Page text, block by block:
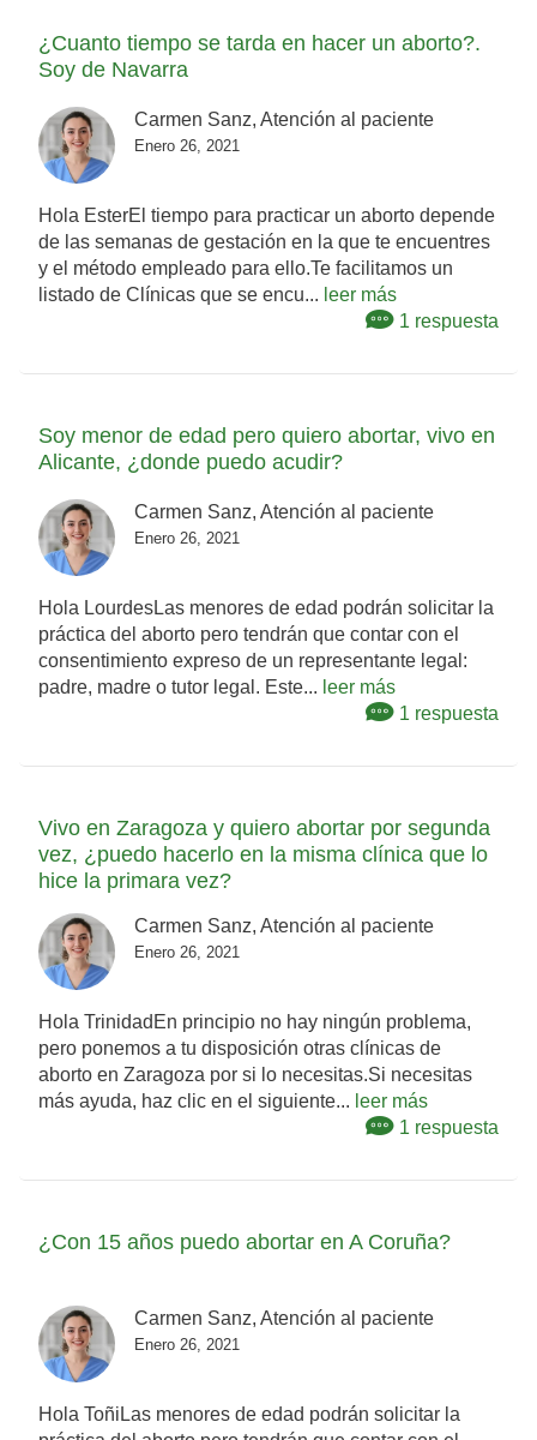
¿Cuanto tiempo se tarda en hacer un aborto?.
Soy de Navarra
Carmen Sanz, Atención al paciente
Enero 26, 2021
Hola EsterEl tiempo para practicar un aborto depende
de las semanas de gestación en la que te encuentres
y el método empleado para ello.Te facilitamos un
listado de Clínicas que se encu... leer más
1 respuesta
Soy menor de edad pero quiero abortar, vivo en
Alicante, ¿donde puedo acudir?
Carmen Sanz, Atención al paciente
Enero 26, 2021
Hola LourdesLas menores de edad podrán solicitar la
práctica del aborto pero tendrán que contar con el
consentimiento expreso de un representante legal:
padre, madre o tutor legal. Este... leer más
1 respuesta
Vivo en Zaragoza y quiero abortar por segunda
vez, ¿puedo hacerlo en la misma clínica que lo
hice la primara vez?
Carmen Sanz, Atención al paciente
Enero 26, 2021
Hola TrinidadEn principio no hay ningún problema,
pero ponemos a tu disposición otras clínicas de
aborto en Zaragoza por si lo necesitas.Si necesitas
más ayuda, haz clic en el siguiente... leer más
1 respuesta
¿Con 15 años puedo abortar en A Coruña?
Carmen Sanz, Atención al paciente
Enero 26, 2021
Hola ToñiLas menores de edad podrán solicitar la